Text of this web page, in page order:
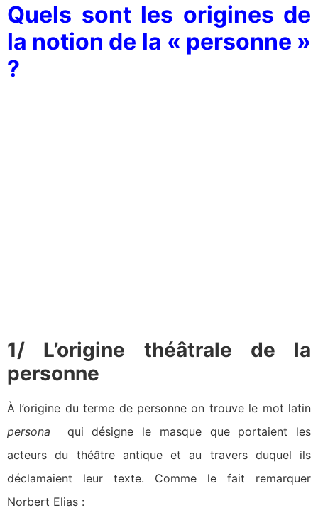
Quels sont les origines de
la notion de la « personne »
?
1/ L’origine théâtrale de la
personne
À l’origine du terme de personne on trouve le mot latin
persona
qui désigne le masque que portaient les
acteurs du théâtre antique et au travers duquel ils
déclamaient leur texte. Comme le fait remarquer
Norbert Elias :